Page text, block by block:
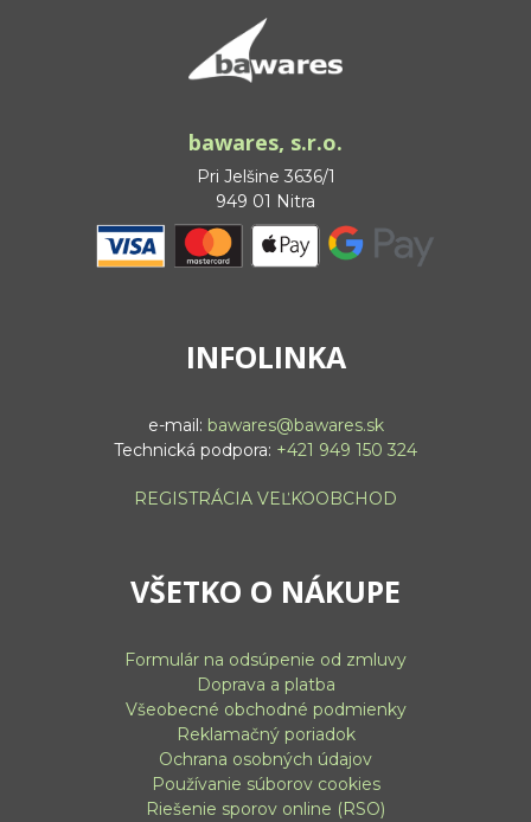
bawares, s.r.o.
Pri Jelšine 3636/1
949 01 Nitra
INFOLINKA
e-mail: bawares@bawares.sk
Technická podpora: +421 949 150 324
REGISTRÁCIA VEĽKOOBCHOD
VŠETKO O NÁKUPE
Formulár na odsúpenie od zmluvy
Doprava a platba
Všeobecné obchodné podmienky
Reklamačný poriadok
Ochrana osobných údajov
Používanie súborov cookies
Riešenie sporov online (RSO)